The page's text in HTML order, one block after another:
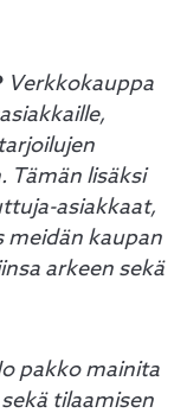
Verkkokauppa
Tämän lisäksi
asiakkaat,
kaupan
arkeen sekä
pakko mainita
tilaamisen